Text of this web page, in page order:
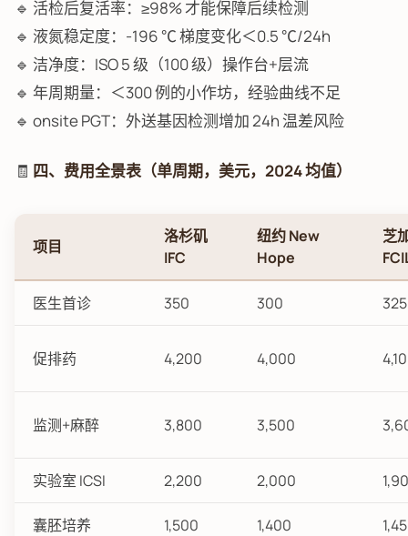
🔹 活检后复活率：≥98% 才能保障后续检测
🔹 液氮稳定度：-196 ℃ 梯度变化＜0.5 ℃/24h
🔹 洁净度：ISO 5 级（100 级）操作台+层流
🔹 年周期量：＜300 例的小作坊，经验曲线不足
🔹 onsite PGT：外送基因检测增加 24h 温差风险
🧾 四、费用全景表（单周期，美元，2024 均值）
项目
洛杉矶
IFC
纽约 New
Hope
芝
医生首诊 350 300 325
促排药 4,200 4,000
监测+麻醉 3,800 3,500
实验室 ICSI 2,200 2,000
囊胚培养 1,500 1,400